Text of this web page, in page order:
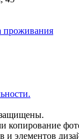
проживания
копирование
и элементов